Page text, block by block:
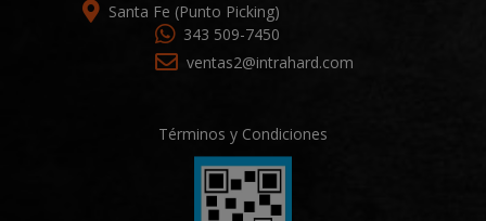
Santa Fe (Punto Picking)
343 509-7450
ventas2@intrahard.com
Términos y Condiciones